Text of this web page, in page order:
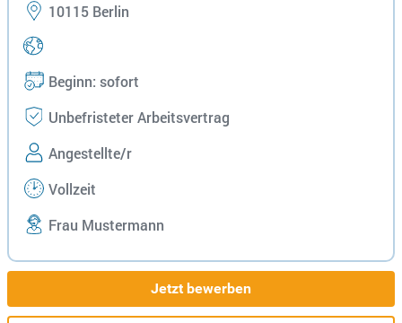
10115 Berlin
Beginn: sofort
Unbefristeter Arbeitsvertrag
Angestellte/r
Vollzeit
Frau Mustermann
Jetzt bewerben